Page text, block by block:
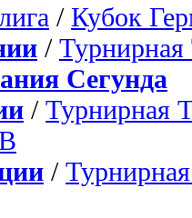
/ Кубок
/ Турнирная
Сегунда
/ Турнирная
/